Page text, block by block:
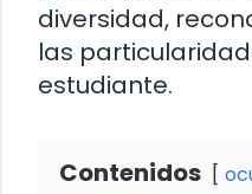
diversidad,
las
estudiante.
Contenidos